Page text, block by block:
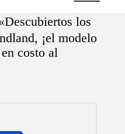
los
¡el modelo
costo al